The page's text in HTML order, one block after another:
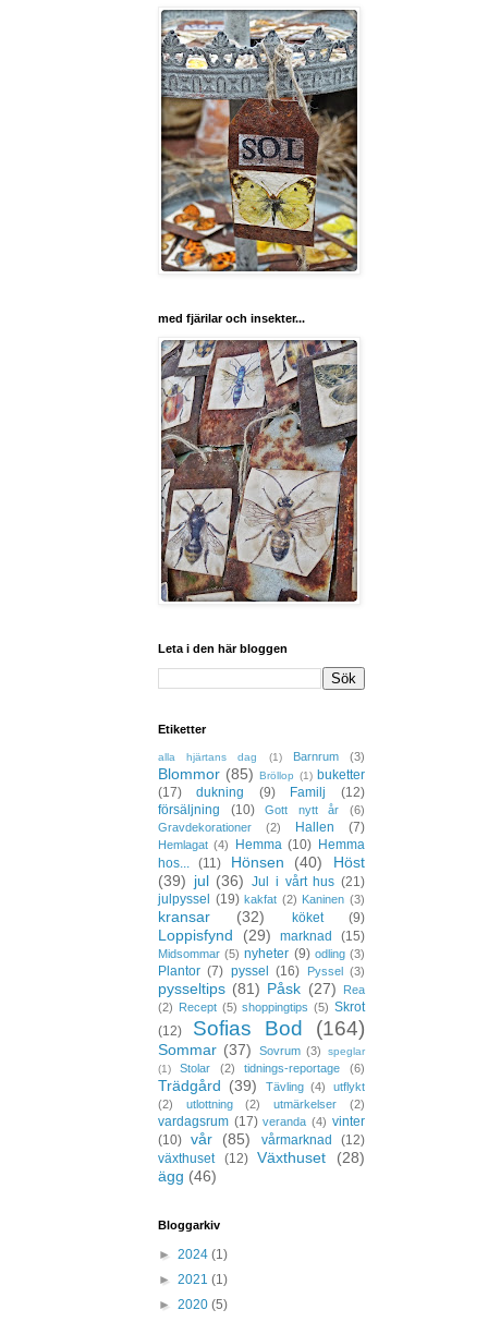
med fjärilar och insekter...
Leta i den här bloggen
Etiketter
alla hjärtans dag (1) Barnrum (3)
Blommor (85) Bröllop (1) buketter
(17)
dukning (9) Familj
(12)
försäljning
(10) Gott nytt år
(6)
Gravdekorationer
(2) Hallen (7)
Hemlagat (4) Hemma (10) Hemma
hos...
(11) Hönsen (40)
Höst
(39) jul (36) Jul i vårt hus (21)
julpyssel
(19) kakfat (2) Kaninen (3)
kransar (32) köket (9)
Loppisfynd (29) marknad (15)
Midsommar (5) nyheter (9) odling (3)
Plantor (7) pyssel (16) Pyssel (3)
pysseltips (81) Påsk (27)
Rea
(2) Recept (5) shoppingtips (5) Skrot
(12)
Sofias Bod (164)
Sommar (37) Sovrum (3)
speglar
(1)
Stolar (2) tidnings-reportage (6)
Trädgård (39) Tävling (4)
utflykt
(2)
utlottning (2) utmärkelser (2)
vardagsrum (17) veranda (4) vinter
(10) vår (85) vårmarknad
(12)
växthuset
(12) Växthuset
(28)
ägg (46)
Bloggarkiv
► 2024 (1)
► 2021 (1)
► 2020 (5)